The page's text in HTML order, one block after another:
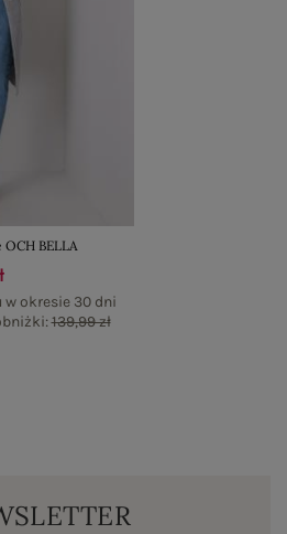
BELLA
okresie 30 dni
139,99 zł